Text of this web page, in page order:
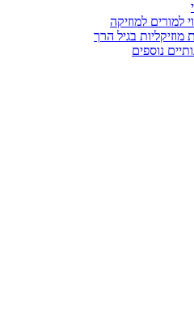
למוזיקה
בגיל הרך
נוספים